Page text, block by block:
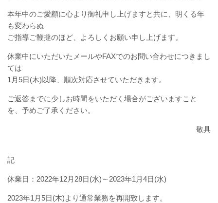
本年中のご愛顧に心より御礼申し上げますと共に、明くる年
も変わらぬ
ご指導ご鞭撻のほど、よろしくお願い申し上げます。
休業中にいただいたメールやFAXでのお問い合わせにつきまし
ては
1月5日(木)以降、順次対応させていただきます。
ご返答までに少しお時間をいただく場合がございますこと
を、予めご了承ください。
敬具
休業日：2022年12月28日(水)～2023年1月4日(水)
2023年1月5日(木)より通常業務を再開致します。